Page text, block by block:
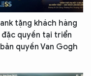
tặng khách hàng
quyền tại triển
quyền Van Gogh